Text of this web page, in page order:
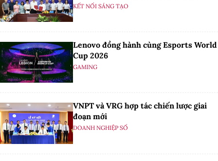
KẾT NỐI SÁNG TẠO
Lenovo đồng hành cùng Esports World
Cup 2026
GAMING
VNPT và VRG hợp tác chiến lược giai
đoạn mới
DOANH NGHIỆP SỐ